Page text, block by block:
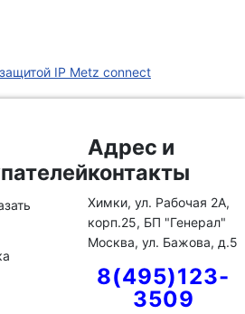
IP Metz connect
Адрес и
контакты
Химки, ул. Рабочая 2А,
корп.25, БП "Генерал"
Москва, ул. Бажова, д.5
8(495)123-
3509